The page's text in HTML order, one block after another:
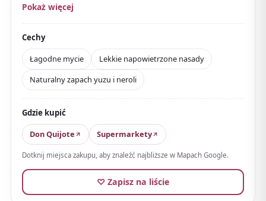
Świeży zapach przywodzący na myśl yuzu z Kōchi
połączony z łagodną słodyczą neroli, daje naturalnie
japońską kompozycję. Polecany dla tych, którzy
szukają lekkiej objętości u nasady i lekkiego
wykończenia.
Opinie cenią zapach yuzu, pianę i łagodne mycie.
Łatwiej go znaleźć w variety shopach lub działach
kosmetyki naturalnej niż w drogeriach.
Pokaż więcej
Cechy
Łagodne mycie
Lekkie napowietrzone nasady
Naturalny zapach yuzu i neroli
Gdzie kupić
Don Quijote
Supermarkety
Dotknij miejsca zakupu, aby znaleźć najbliższe w Mapach Google.
♡ Zapisz na liście